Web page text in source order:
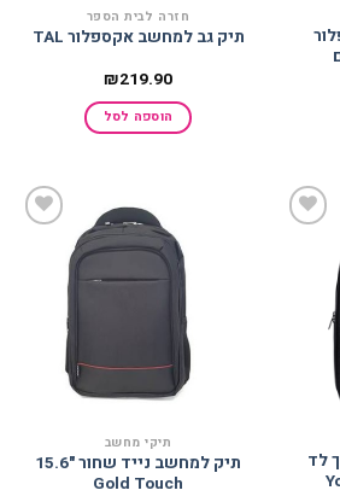
חזרה לבית הספר
תיק גב למחשב אקספלור TAL
₪219.90
הוספה לסל
לד
תיקי מחשב
תיק למחשב נייד שחור "15.6
Gold Touch